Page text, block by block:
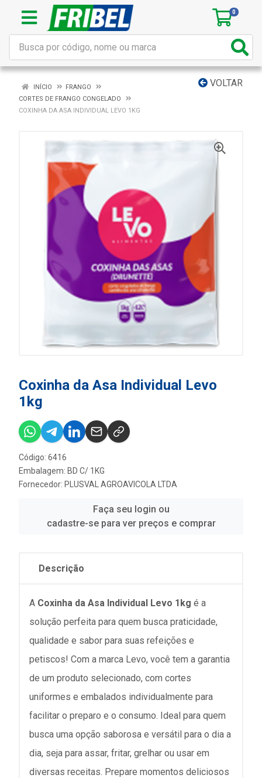
0
VOLTAR
INÍCIO
FRANGO
CORTES DE FRANGO CONGELADO
COXINHA DA ASA INDIVIDUAL LEVO 1KG
Coxinha da Asa Individual Levo
1kg
Código: 6416
Embalagem: BD C/ 1KG
Fornecedor: PLUSVAL AGROAVICOLA LTDA
Faça seu login ou
cadastre-se para ver preços e comprar
Descrição
A Coxinha da Asa Individual Levo 1kg é a
solução perfeita para quem busca praticidade,
qualidade e sabor para suas refeições e
petiscos! Com a marca Levo, você tem a garantia
de um produto selecionado, com cortes
uniformes e embalados individualmente para
facilitar o preparo e o consumo. Ideal para quem
busca uma opção saborosa e versátil para o dia a
dia, seja para assar, fritar, grelhar ou usar em
diversas receitas. Prepare momentos deliciosos